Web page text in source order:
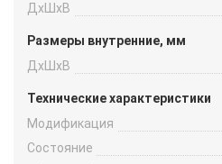
ДxШxВ
Размеры внутренние, мм
ДxШxВ
Технические характеристики
Модификация
Состояние